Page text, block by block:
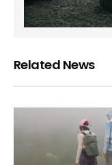
Related News